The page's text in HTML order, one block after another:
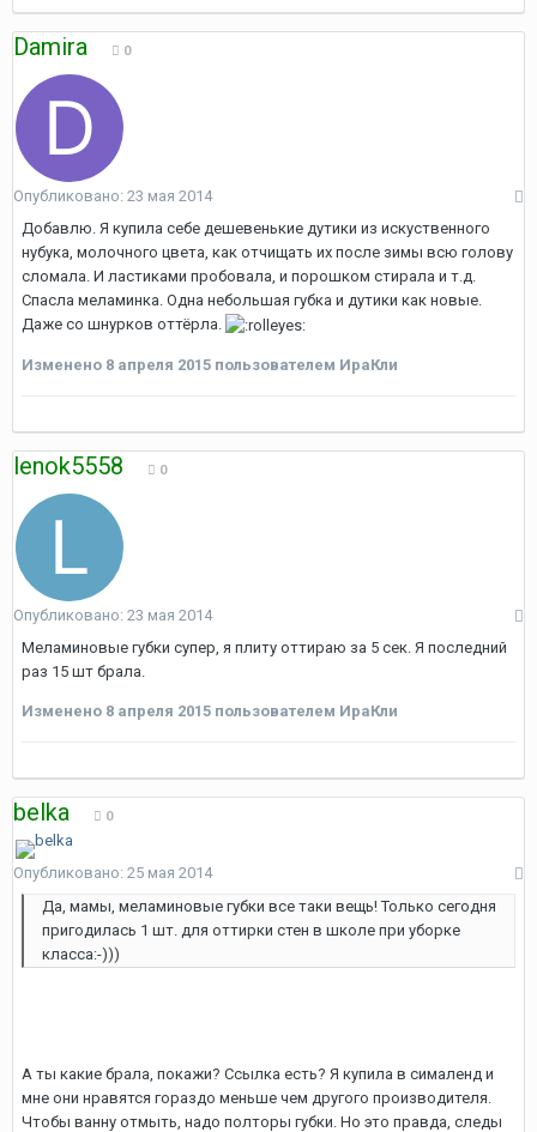
Damira 0
Опубликовано: 23 мая 2014
Добавлю. Я купила себе дешевенькие дутики из искуственного
нубука, молочного цвета, как отчищать их после зимы всю голову
сломала. И ластиками пробовала, и порошком стирала и т.д.
Спасла меламинка. Одна небольшая губка и дутики как новые.
Даже со шнурков оттёрла.
Изменено 8 апреля 2015 пользователем ИраКли
lenok5558 0
Опубликовано: 23 мая 2014
Меламиновые губки супер, я плиту оттираю за 5 сек. Я последний
раз 15 шт брала.
Изменено 8 апреля 2015 пользователем ИраКли
belka 0
Опубликовано: 25 мая 2014
Да, мамы, меламиновые губки все таки вещь! Только сегодня
пригодилась 1 шт. для оттирки стен в школе при уборке
класса:-)))
А ты какие брала, покажи? Ссылка есть? Я купила в сималенд и
мне они нравятся гораздо меньше чем другого производителя.
Чтобы ванну отмыть, надо полторы губки. Но это правда, следы